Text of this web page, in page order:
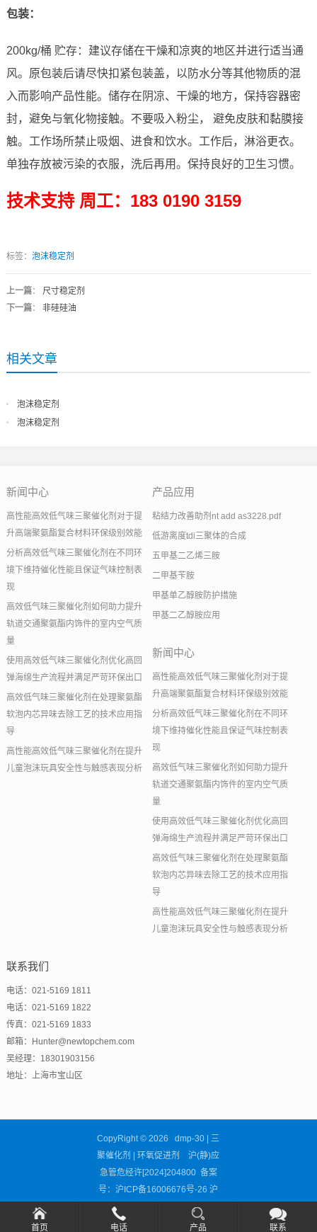
包装：
200kg/桶 贮存：建议存储在干燥和凉爽的地区并进行适当通
风。原包装后请尽快扣紧包装盖，以防水分等其他物质的混
入而影响产品性能。储存在阴凉、干燥的地方，保持容器密
封，避免与氧化物接触。不要吸入粉尘， 避免皮肤和黏膜接
触。工作场所禁止吸烟、进食和饮水。工作后，淋浴更衣。
单独存放被污染的衣服，洗后再用。保持良好的卫生习惯。
技术支持 周工：183 0190 3159
标签： 泡沫稳定剂
上一篇： 尺寸稳定剂
下一篇： 非硅硅油
相关文章
泡沫稳定剂
泡沫稳定剂
新闻中心
高性能高效低气味三聚催化剂对于提
升高端聚氨酯复合材料环保级别效能
分析高效低气味三聚催化剂在不同环
境下维持催化性能且保证气味控制表
现
高效低气味三聚催化剂如何助力提升
轨道交通聚氨酯内饰件的室内空气质
量
使用高效低气味三聚催化剂优化高回
弹海绵生产流程并满足严苛环保出口
高效低气味三聚催化剂在处理聚氨酯
软泡内芯异味去除工艺的技术应用指
导
高性能高效低气味三聚催化剂在提升
儿童泡沫玩具安全性与触感表现分析
产品应用
粘结力改善助剂nt add as3228.pdf
低游离度tdi三聚体的合成
五甲基二乙烯三胺
二甲基苄胺
甲基单乙醇胺防护措施
甲基二乙醇胺应用
新闻中心
高性能高效低气味三聚催化剂对于提
升高端聚氨酯复合材料环保级别效能
分析高效低气味三聚催化剂在不同环
境下维持催化性能且保证气味控制表
现
高效低气味三聚催化剂如何助力提升
轨道交通聚氨酯内饰件的室内空气质
量
使用高效低气味三聚催化剂优化高回
弹海绵生产流程并满足严苛环保出口
高效低气味三聚催化剂在处理聚氨酯
软泡内芯异味去除工艺的技术应用指
导
高性能高效低气味三聚催化剂在提升
儿童泡沫玩具安全性与触感表现分析
联系我们
电话：021-5169 1811
电话：021-5169 1822
传真：021-5169 1833
邮箱：Hunter@newtopchem.com
吴经理：18301903156
地址：上海市宝山区
CopyRight © 2026 dmp-30 | 三
聚催化剂 | 环氧促进剂 沪(静)应
急管危经许[2024]204800 备案
号：沪ICP备16006676号-26 沪
公网安备31011302002681号
首页 电话 产品 联系